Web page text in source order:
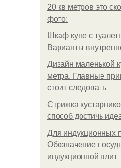
20 кв метров это
фото:
Шкаф купе с
Варианты
Дизайн маленькой
метра. Главные
стоит следовать
Стрижка
способ достичь
Для индукционных
Обозначение
индукционной плит